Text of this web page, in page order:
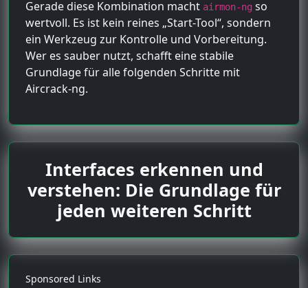
Gerade diese Kombination macht airmon-ng so
wertvoll. Es ist kein reines „Start-Tool“, sondern
ein Werkzeug zur Kontrolle und Vorbereitung.
Wer es sauber nutzt, schafft eine stabile
Grundlage für alle folgenden Schritte mit
Aircrack-ng.
Interfaces erkennen und
verstehen: Die Grundlage für
jeden weiteren Schritt
Sponsored Links